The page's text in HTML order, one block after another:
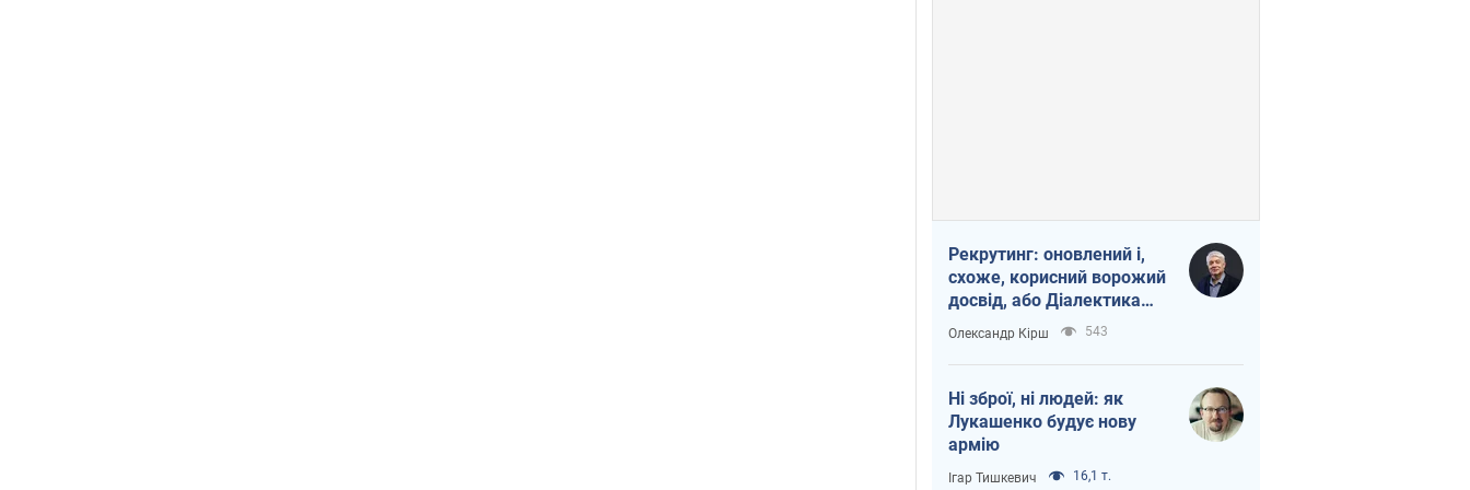
Рекрутинг: оновлений і,
схоже, корисний ворожий
досвід, або Діалектика
вибагливого боягузтва
Олександр Кірш 543
Ні зброї, ні людей: як
Лукашенко будує нову
армію
Ігар Тишкевич 16,1 т.